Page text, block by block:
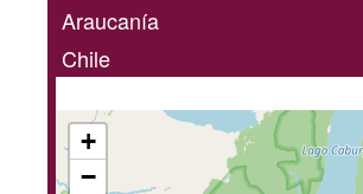
Araucanía
Chile
+
−